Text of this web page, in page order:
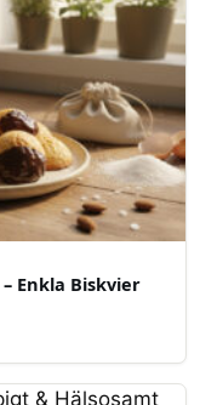
Enkla Biskvier